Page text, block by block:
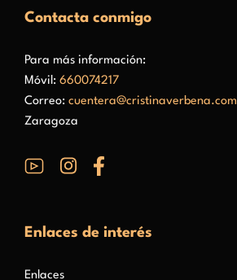
Contacta conmigo
Para más información:
Móvil: 660074217
Correo: cuentera@cristinaverbena.com
Zaragoza
Enlaces de interés
Enlaces